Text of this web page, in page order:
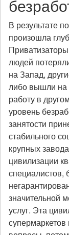
В результате
произошла
людей
на Запад,
либо вышли на
работу в
уровень
занятости
стабильного
крупных
цивилизации
специалистов,
значительной
услуг. Эта